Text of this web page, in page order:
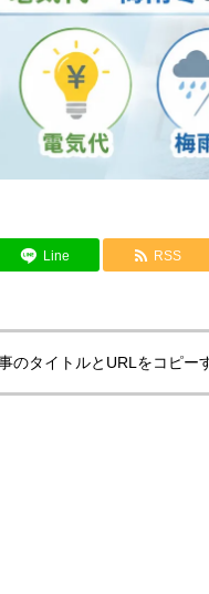
Line RSS
のタイトルとURLをコピー